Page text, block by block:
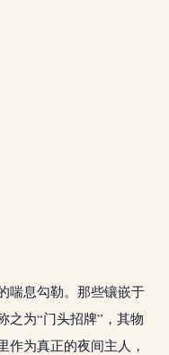
喘息勾勒。那些镶嵌于
之为“门头招牌”，其物
作为真正的夜间主人，